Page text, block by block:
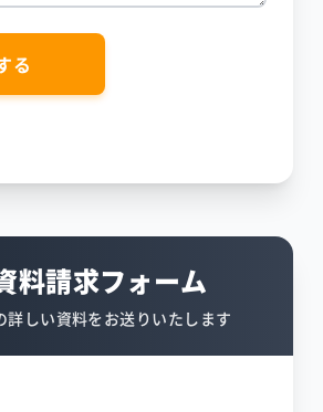
料請求フォーム
詳しい資料をお送りいたします